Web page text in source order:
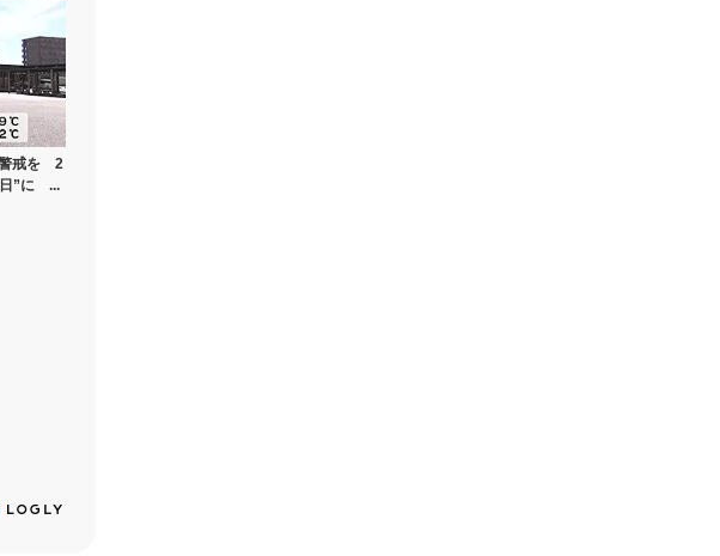
警戒を 2
日”に ...